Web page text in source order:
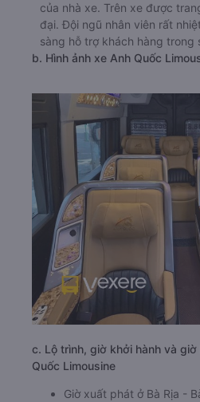
của nhà xe. Trên xe được
đại. Đội ngũ nhân viên rất
sàng hỗ trợ khách hàng trong
b. Hình ảnh xe Anh Quốc
c. Lộ trình, giờ khởi hành và
Quốc Limousine
Giờ xuất phát ở Bà Rịa -